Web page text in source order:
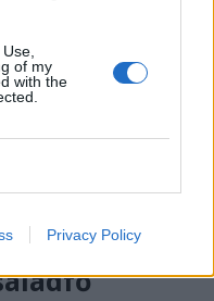
of my
with the
Privacy Policy
volt” –
a